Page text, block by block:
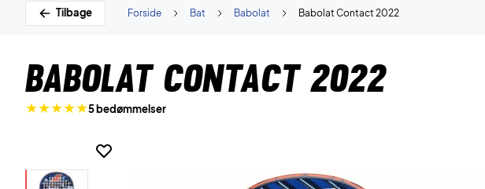
Tilbage Babolat Contact 2022
Babolat
Bat
Forside
Babolat Contact 2022
5 bedømmelser